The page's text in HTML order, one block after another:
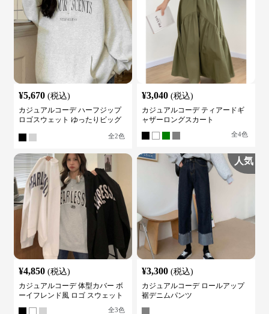
¥5,670 (税込)
カジュアルコーデ ハーフジップ
ロゴスウェット ゆったりビッグ
全2色
¥3,040 (税込)
カジュアルコーデ ティアードギ
ャザーロングスカート
全4色
¥4,850 (税込)
カジュアルコーデ 体型カバー ボ
ーイフレンド風 ロゴ スウェット
全3色
人気
¥3,300 (税込)
カジュアルコーデ ロールアップ
裾デニムパンツ